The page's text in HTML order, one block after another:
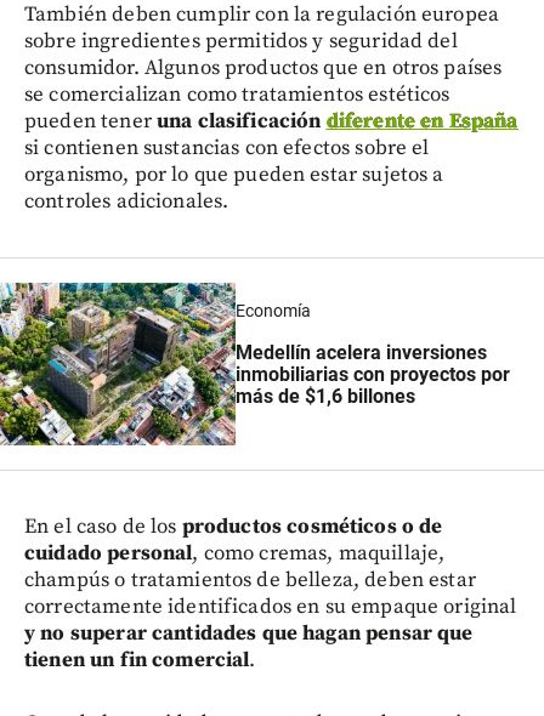
También deben cumplir con la regulación europea
sobre ingredientes permitidos y seguridad del
consumidor. Algunos productos que en otros países
se comercializan como tratamientos estéticos
pueden teneruna clasificación diferente en España
si contienen sustancias con efectos sobre el
organismo, por lo que pueden estar sujetos a
controles adicionales.
Economía
Medellín acelera inversiones
inmobiliarias con proyectos por
más de $1,6 billones
En el caso de los productos cosméticos o de
cuidado personal, como cremas, maquillaje,
champús o tratamientos de belleza, deben estar
correctamente identificados en su empaque original
y no superar cantidades que hagan pensar que
tienen un fin comercial.